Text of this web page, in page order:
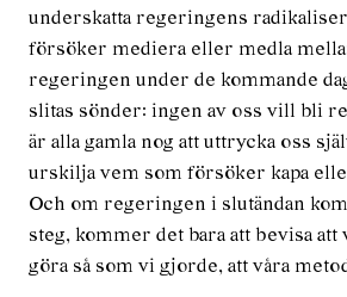
underskatta regeringens
försöker mediera eller medla
regeringen under de kommande
slitas sönder: ingen av oss vill bli
är alla gamla nog att uttrycka oss
urskilja vem som försöker kapa
Och om regeringen i slutändan
steg, kommer det bara att bevisa att
göra så som vi gjorde, att våra